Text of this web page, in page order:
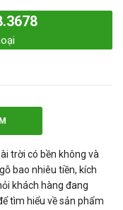
trời có bền không và
bao nhiêu tiền, kích
khách hàng đang
tìm hiểu về sản phẩm